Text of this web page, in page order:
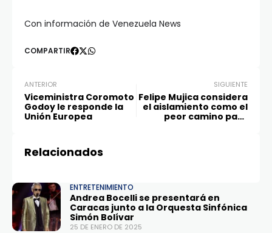
Con información de Venezuela News
COMPARTIR
ANTERIOR
Viceministra Coromoto
Godoy le responde la
Unión Europea
SIGUIENTE
Felipe Mujica considera
el aislamiento como el
peor camino para
Relacionados
ENTRETENIMIENTO
Andrea Bocelli se presentará en
Caracas junto a la Orquesta Sinfónica
Simón Bolívar
25 DE ENERO DE 2025